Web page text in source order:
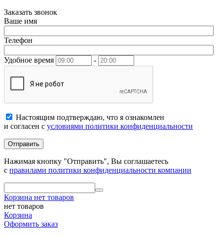
Заказать звонок
Ваше имя
Телефон
Удобное время -
Настоящим подтверждаю, что я ознакомлен
и согласен с условиями политики конфиденциальности
Отправить
Нажимая кнопку "Отправить", Вы соглашаетесь
с правилами политики конфиденциальности компании
Корзина нет товаров
нет товаров
Корзина
Оформить заказ